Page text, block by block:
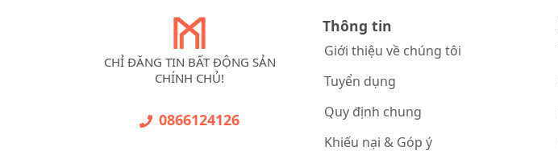
CHỈ ĐĂNG TIN BẤT ĐỘNG SẢN
CHÍNH CHỦ!
0866124126
Thông tin
Giới thiệu về chúng tôi
Tuyển dụng
Quy định chung
Khiếu nại & Góp ý